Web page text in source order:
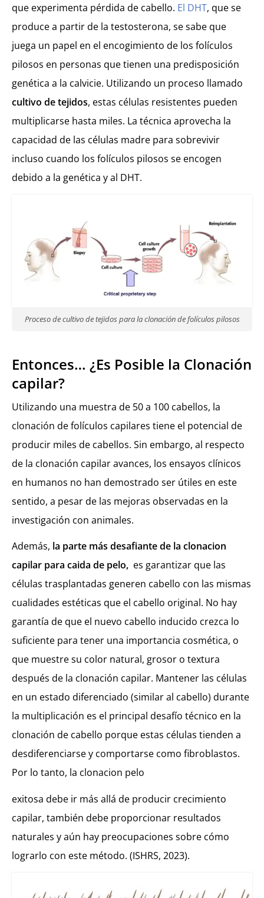
que experimenta pérdida de cabello. El DHT, que se
produce a partir de la testosterona, se sabe que
juega un papel en el encogimiento de los folículos
pilosos en personas que tienen una predisposición
genética a la calvicie. Utilizando un proceso llamado
cultivo de tejidos, estas células resistentes pueden
multiplicarse hasta miles. La técnica aprovecha la
capacidad de las células madre para sobrevivir
incluso cuando los folículos pilosos se encogen
debido a la genética y al DHT.
Proceso de cultivo de tejidos para la clonación de folículos pilosos
Entonces… ¿Es Posible la Clonación
capilar?
Utilizando una muestra de 50 a 100 cabellos, la
clonación de folículos capilares tiene el potencial de
producir miles de cabellos. Sin embargo, al respecto
de la clonación capilar avances, los ensayos clínicos
en humanos no han demostrado ser útiles en este
sentido, a pesar de las mejoras observadas en la
investigación con animales.
Además, la parte más desafiante de la clonacion
capilar para caida de pelo, es garantizar que las
células trasplantadas generen cabello con las mismas
cualidades estéticas que el cabello original. No hay
garantía de que el nuevo cabello inducido crezca lo
suficiente para tener una importancia cosmética, o
que muestre su color natural, grosor o textura
después de la clonación capilar. Mantener las células
en un estado diferenciado (similar al cabello) durante
la multiplicación es el principal desafío técnico en la
clonación de cabello porque estas células tienden a
desdiferenciarse y comportarse como fibroblastos.
Por lo tanto, la clonacion pelo
exitosa debe ir más allá de producir crecimiento
capilar, también debe proporcionar resultados
naturales y aún hay preocupaciones sobre cómo
lograrlo con este método. (ISHRS, 2023).